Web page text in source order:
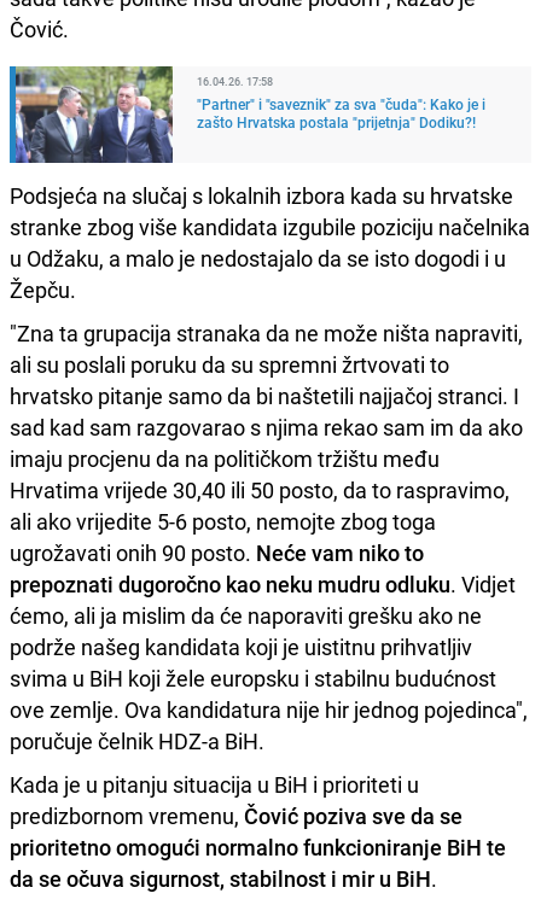
Čović.
16.04.26. 17:58
"Partner" i "saveznik" za sva "čuda": Kako je i
zašto Hrvatska postala "prijetnja" Dodiku?!
Podsjeća na slučaj s lokalnih izbora kada su hrvatske
stranke zbog više kandidata izgubile poziciju načelnika
u Odžaku, a malo je nedostajalo da se isto dogodi i u
Žepču.
"Zna ta grupacija stranaka da ne može ništa napraviti,
ali su poslali poruku da su spremni žrtvovati to
hrvatsko pitanje samo da bi naštetili najjačoj stranci. I
sad kad sam razgovarao s njima rekao sam im da ako
imaju procjenu da na političkom tržištu među
Hrvatima vrijede 30,40 ili 50 posto, da to raspravimo,
ali ako vrijedite 5-6 posto, nemojte zbog toga
ugrožavati onih 90 posto. Neće vam niko to
prepoznati dugoročno kao neku mudru odluku. Vidjet
ćemo, ali ja mislim da će naporaviti grešku ako ne
podrže našeg kandidata koji je uistitnu prihvatljiv
svima u BiH koji žele europsku i stabilnu budućnost
ove zemlje. Ova kandidatura nije hir jednog pojedinca",
poručuje čelnik HDZ-a BiH.
Kada je u pitanju situacija u BiH i prioriteti u
predizbornom vremenu, Čović poziva sve da se
prioritetno omogući normalno funkcioniranje BiH te
da se očuva sigurnost, stabilnost i mir u BiH.